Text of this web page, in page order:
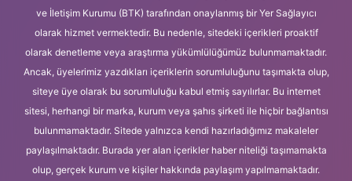
ve İletişim Kurumu (BTK) tarafından onaylanmış bir Yer Sağlayıcı
olarak hizmet vermektedir. Bu nedenle, sitedeki içerikleri proaktif
olarak denetleme veya araştırma yükümlülüğümüz bulunmamaktadır.
Ancak, üyelerimiz yazdıkları içeriklerin sorumluluğunu taşımakta olup,
siteye üye olarak bu sorumluluğu kabul etmiş sayılırlar. Bu internet
sitesi, herhangi bir marka, kurum veya şahıs şirketi ile hiçbir bağlantısı
bulunmamaktadır. Sitede yalnızca kendi hazırladığımız makaleler
paylaşılmaktadır. Burada yer alan içerikler haber niteliği taşımamakta
olup, gerçek kurum ve kişiler hakkında paylaşım yapılmamaktadır.